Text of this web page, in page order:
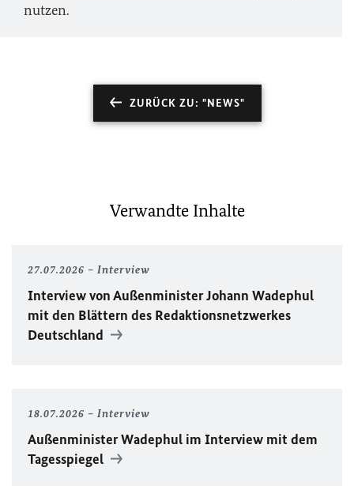
nutzen.
ZURÜCK ZU: "NEWS"
Verwandte Inhalte
27.07.2026 Interview
Interview von Außenminister Johann Wadephul
mit den Blättern des Redaktionsnetzwerkes
Deutschland
18.07.2026 Interview
Außenminister Wadephul im Interview mit dem
Tagesspiegel